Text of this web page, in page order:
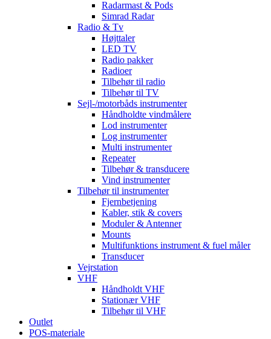
Radarmast & Pods
Simrad Radar
Radio & Tv
Højttaler
LED TV
Radio pakker
Radioer
Tilbehør til radio
Tilbehør til TV
Sejl-/motorbåds instrumenter
Håndholdte vindmålere
Lod instrumenter
Log instrumenter
Multi instrumenter
Repeater
Tilbehør & transducere
Vind instrumenter
Tilbehør til instrumenter
Fjernbetjening
Kabler, stik & covers
Moduler & Antenner
Mounts
Multifunktions instrument & fuel måler
Transducer
Vejrstation
VHF
Håndholdt VHF
Stationær VHF
Tilbehør til VHF
Outlet
POS-materiale